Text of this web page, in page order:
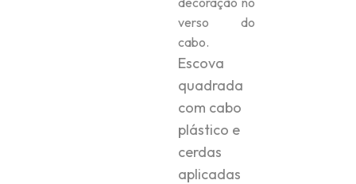
verso do
cabo.
Escova
quadrada
com cabo
plástico e
cerdas
aplicadas